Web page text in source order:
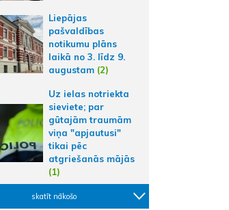
Liepājas
pašvaldības
notikumu plāns
laikā no 3. līdz 9.
augustam (2)
Uz ielas notriekta
sieviete; par
gūtajām traumām
viņa "apjautusi"
tikai pēc
atgriešanās mājās
(1)
skatīt nākošo